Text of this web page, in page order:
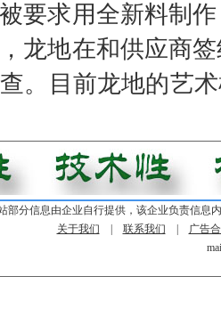
要求用全新料制
龙地在和供应商
。目前龙地的艺
部分信息由企业自行提供，该企业负责信息
关于我们
联系我们
广告